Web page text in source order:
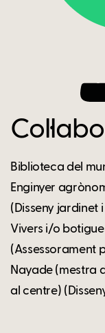
Biblioteca del
Enginyer
(Disseny jardinet
Vivers i/o
(Assessorament
Nayade (mestra
al centre)